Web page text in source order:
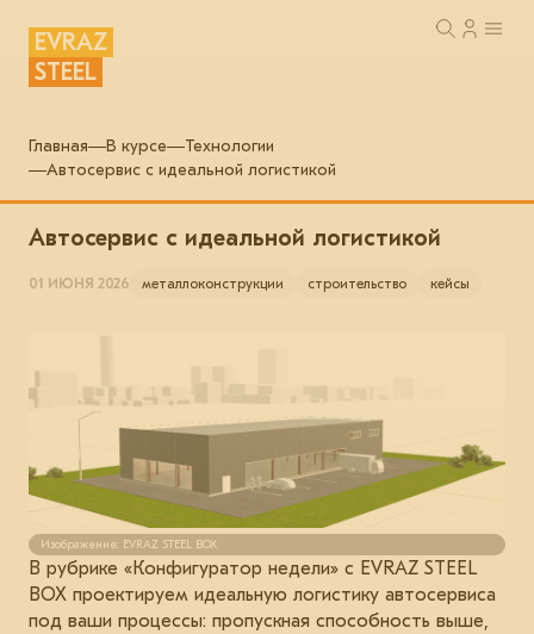
EVRAZ
STEEL
Главная В курсе
Технологии
Автосервис с идеальной логистикой
Автосервис с идеальной логистикой
01 ИЮНЯ 2026 металлоконструкции строительство кейсы
Изображение: EVRAZ STEEL BOX
В рубрике «Конфигуратор недели» с EVRAZ STEEL
BOX проектируем идеальную логистику автосервиса
под ваши процессы: пропускная способность выше,